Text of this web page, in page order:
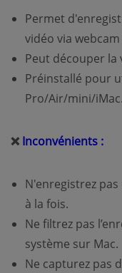
Permet
vidéo via
Peut découper
Préinstallé pour
Pro/Air/mini/iMac.
❌ Inconvénients :
N'enregistrez
à la fois.
Ne filtrez pas
système sur Mac.
Ne capturez pas